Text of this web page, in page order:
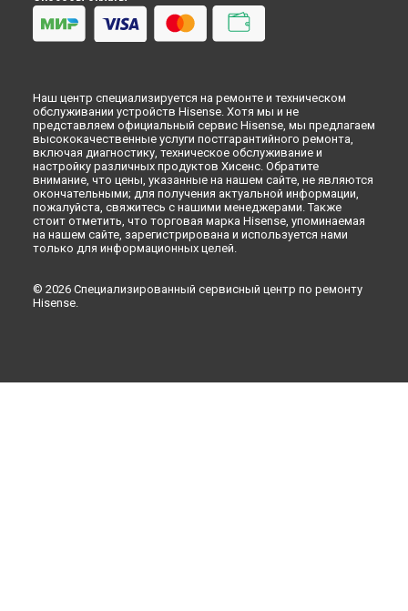
Наш центр специализируется на ремонте и техническом
обслуживании устройств Hisense. Хотя мы и не
представляем официальный сервис Hisense, мы предлагаем
высококачественные услуги постгарантийного ремонта,
включая диагностику, техническое обслуживание и
настройку различных продуктов Хисенс. Обратите
внимание, что цены, указанные на нашем сайте, не являются
окончательными; для получения актуальной информации,
пожалуйста, свяжитесь с нашими менеджерами. Также
стоит отметить, что торговая марка Hisense, упоминаемая
на нашем сайте, зарегистрирована и используется нами
только для информационных целей.
© 2026 Специализированный сервисный центр по ремонту
Hisense.